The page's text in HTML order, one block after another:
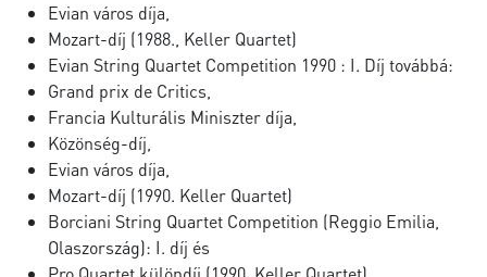
Evian város díja,
Mozart-díj (1988., Keller Quartet)
Evian String Quartet Competition 1990 : I. Díj továbbá:
Grand prix de Critics,
Francia Kulturális Miniszter díja,
Közönség-díj,
Evian város díja,
Mozart-díj (1990. Keller Quartet)
Borciani String Quartet Competition (Reggio Emilia,
Olaszország): I. díj és